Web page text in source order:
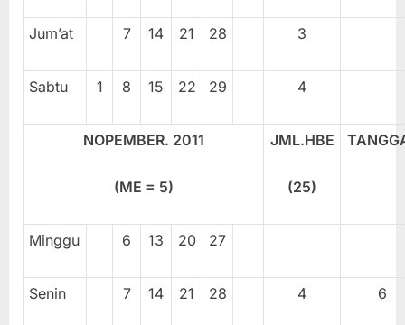
Jum’at 7 14 21 28 3
Sabtu 1 8 15 22 29 4
NOPEMBER. 2011
(ME = 5)
JML.HBE
(25)
Minggu 6 13 20 27
Senin 7 14 21 28 4 6